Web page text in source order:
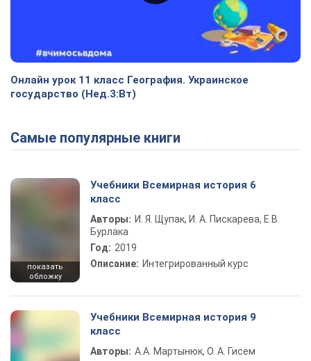
Онлайн урок 11 класс География. Украинское
государство (Нед.3:Вт)
Самые популярные книги
показать
обложку
Учебники Всемирная история 6
класс
Авторы: И. Я. Щупак, И. А. Пискарева, Е.В.
Бурлака
Год: 2019
Описание: Интегрированный курс
Учебники Всемирная история 9
класс
Авторы: А.А. Мартынюк, О. А. Гисем